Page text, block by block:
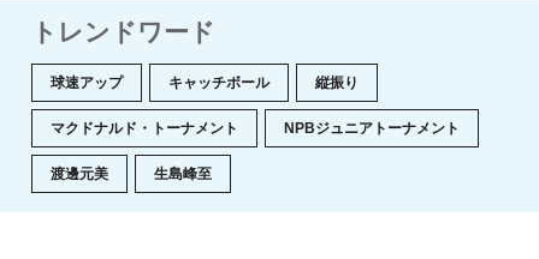
トレンドワード
球速アップ キャッチボール 縦振り
マクドナルド・トーナメント NPBジュニアトーナメント
渡邊元美 生島峰至